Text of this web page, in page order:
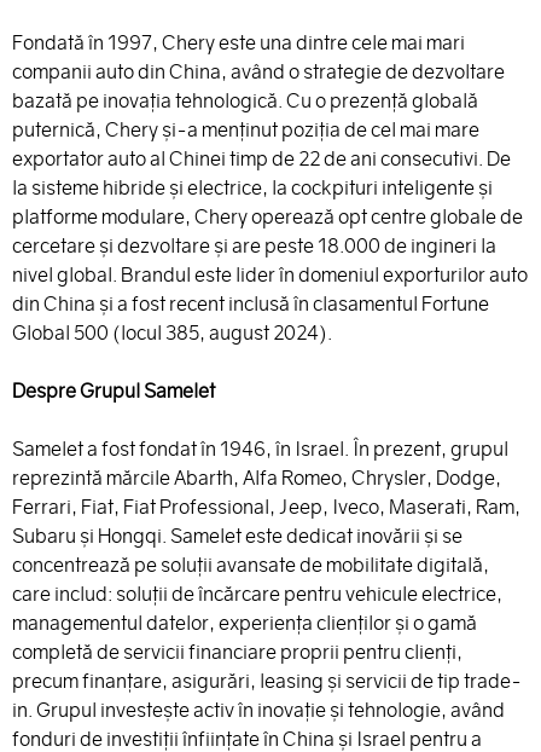
Fondată în 1997, Chery este una dintre cele mai mari
companii auto din China, având o strategie de dezvoltare
bazată pe inovația tehnologică. Cu o prezență globală
puternică, Chery și-a menținut poziția de cel mai mare
exportator auto al Chinei timp de 22 de ani consecutivi. De
la sisteme hibride și electrice, la cockpituri inteligente și
platforme modulare, Chery operează opt centre globale de
cercetare și dezvoltare și are peste 18.000 de ingineri la
nivel global. Brandul este lider în domeniul exporturilor auto
din China și a fost recent inclusă în clasamentul Fortune
Global 500 (locul 385, august 2024).
Despre Grupul Samelet
Samelet a fost fondat în 1946, în Israel. În prezent, grupul
reprezintă mărcile Abarth, Alfa Romeo, Chrysler, Dodge,
Ferrari, Fiat, Fiat Professional, Jeep, Iveco, Maserati, Ram,
Subaru și Hongqi. Samelet este dedicat inovării și se
concentrează pe soluții avansate de mobilitate digitală,
care includ: soluții de încărcare pentru vehicule electrice,
managementul datelor, experiența clienților și o gamă
completă de servicii financiare proprii pentru clienți,
precum finanțare, asigurări, leasing și servicii de tip trade-
in. Grupul investește activ în inovație și tehnologie, având
fonduri de investiții înființate în China și Israel pentru a